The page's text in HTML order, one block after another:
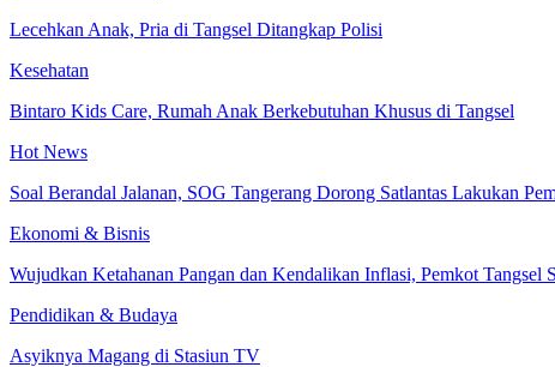
Lecehkan Anak, Pria di Tangsel Ditangkap Polisi
Kesehatan
Bintaro Kids Care, Rumah Anak Berkebutuhan Khusus di Tangsel
Hot News
Soal Berandal Jalanan, SOG Tangerang Dorong Satlantas Lakukan
Ekonomi & Bisnis
Wujudkan Ketahanan Pangan dan Kendalikan Inflasi, Pemkot
Pendidikan & Budaya
Asyiknya Magang di Stasiun TV